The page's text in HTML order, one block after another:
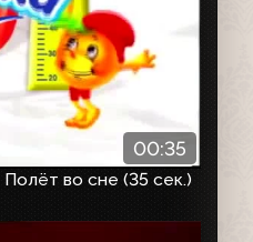
00:35
во сне (35 сек.)